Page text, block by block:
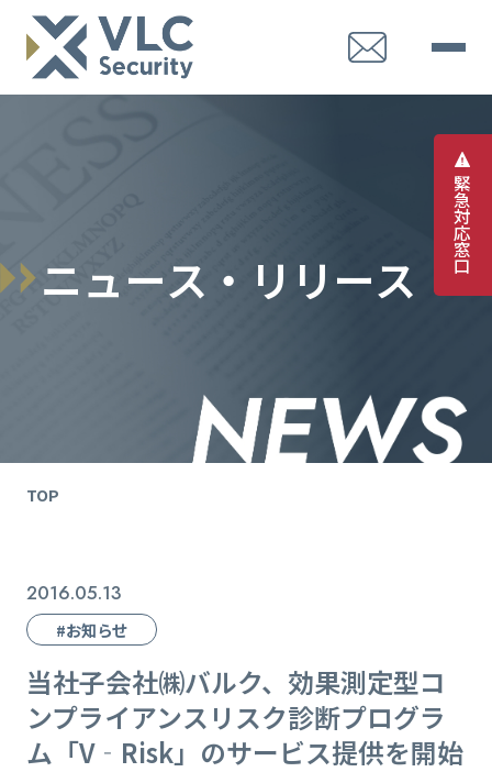
緊
急
対
応
窓
口
ニュース ・ リ リ ース
TOP
2016.05.13
#お知らせ
当社子会社㈱バルク、効果測定型コ
ンプライアンスリスク診断プログラ
ム「V‐Risk」のサービス提供を開始